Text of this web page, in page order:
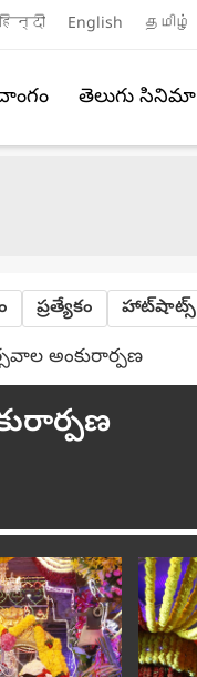
हिन्दी English தமிழ்
తెలుగు సినిమా
ప్రత్యేకం హాట్‌షాట్స్
అంకురార్పణ